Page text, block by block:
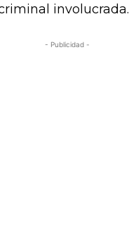
involucrada.
- Publicidad -